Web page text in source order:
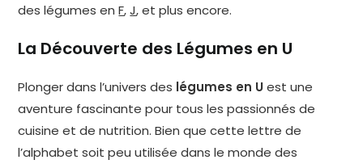
des légumes enF,J, et plus encore.
La Découverte des Légumes en U
Plonger dans l’univers des légumes en Uest une
aventure fascinante pour tous les passionnés de
cuisine et de nutrition. Bien que cette lettre de
l’alphabet soit peu utilisée dans le monde des